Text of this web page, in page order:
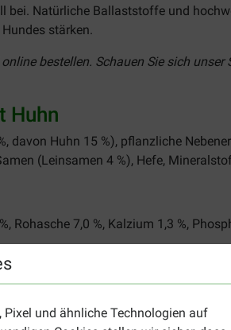
Pixel und ähnliche Technologien auf
Natürliche Ballaststoffe und
stärken.
bestellen. Schauen Sie sich unser
Huhn
davon Huhn 15 %), pflanzliche
(Leinsamen 4 %), Hefe,
Rohasche 7,0 %, Kalzium 1,3 %,
IE, Vitamin E 130 mg, 3b103
mg, 3b801 (Selen) 0,35 mg